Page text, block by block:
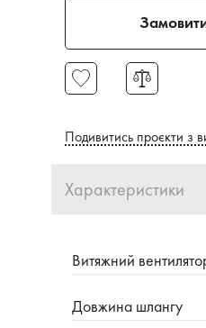
Подивитись проєкти з
Характеристики
Витяжний
Довжина шлангу